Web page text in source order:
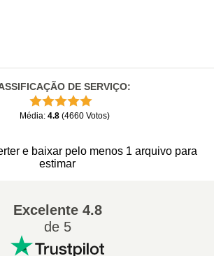
DE SERVIÇO:
Média: 4.8 (4660 Votos)
e baixar pelo menos 1 arquivo para
estimar
Excelente4.8
de 5